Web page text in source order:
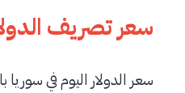
سعر تصريف
سعر الدولار اليوم في